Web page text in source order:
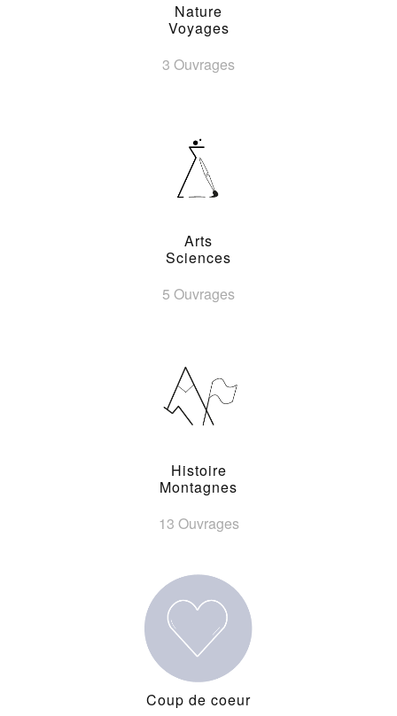
Nature
Voyages
3 Ouvrages
Arts
Sciences
5 Ouvrages
Histoire
Montagnes
13 Ouvrages
Coup de coeur